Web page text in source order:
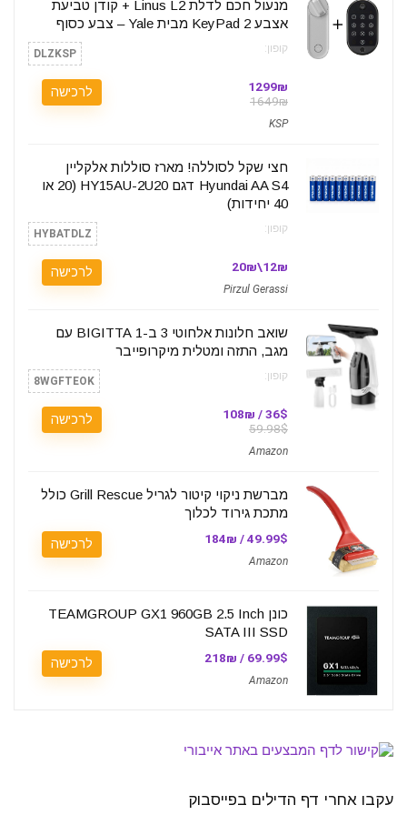
מנעול חכם לדלת Linus L2 + קודן טביעת
אצבע KeyPad 2 מבית Yale – צבע כסוף
קופון: DLZKSP
1299₪
1649₪
KSP
לרכישה
חצי שקל לסוללה! מארז סוללות אלקליין
Hyundai AA S4 דגם HY15AU-2U20 (20 או
40 יחידות)
קופון: HYBATDLZ
12₪\20₪
Pirzul Gerassi
לרכישה
שואב חלונות אלחוטי 3 ב-1 BIGITTA עם
מגב, התזה ומטלית מיקרופייבר
קופון: 8WGFTEOK
36$ / 108₪
59.98$
Amazon
לרכישה
מברשת ניקוי קיטור לגריל Grill Rescue כולל
מתכת גירוד לכלוך
49.99$ / 184₪
Amazon
לרכישה
כונן TEAMGROUP GX1 960GB 2.5 Inch
SATA III SSD
69.99$ / 218₪
Amazon
לרכישה
עקבו אחרי דף הדילים בפייסבוק